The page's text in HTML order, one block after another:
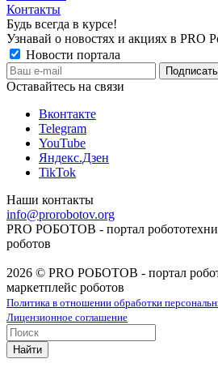
Контакты
Будь всегда в курсе!
Узнавай о новостях и акциях в PRO
Новости портала
Оставайтесь на связи
Вконтакте
Telegram
YouTube
Яндекс.Дзен
TikTok
Наши контакты
info@prorobotov.org
PRO РОБОТОВ - портал
роботов
2026 © PRO РОБОТОВ - портал
маркетплейс роботов
Политика в отношении обработки
Лицензионное соглашение
Найти